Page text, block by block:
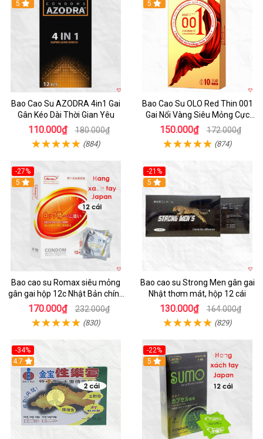
5
Bao Cao Su AZODRA 4in1 Gai
Gân Kéo Dài Thời Gian Yêu
110.000₫ 180.000₫
(884)
5
Bao Cao Su OLO Red Thin 001
Gai Nổi Vàng Siêu Mỏng Cực
Sướng
150.000₫ 172.000₫
(874)
-27%
5
Bao cao su Romax siêu mỏng
gân gai hộp 12c Nhật Bản chính
hãng
170.000₫ 232.000₫
(830)
-21%
5
Bao cao su Strong Men gân gai
Nhật thơm mát, hộp 12 cái
130.000₫ 164.000₫
(829)
-34%
Hot
4.7
-22%
5